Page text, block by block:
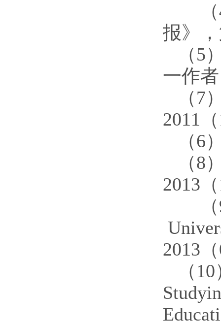
（
报》
（5
一作
（7
2011
（6
（8
2013
（
2013
（